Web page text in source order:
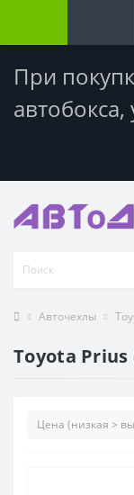
При
автобокса,
Авточехлы
Toyota Prius